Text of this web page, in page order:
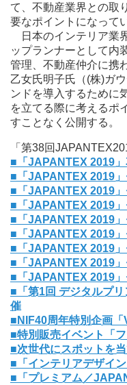
て、不動産業界との取
要なポイントになって
日本のインテリア業
ップランナーとして内
管理、不動産仲介に携
乙女氏明子氏（(株)ガ
ンドを導入するために
を立てる際に考えるポ
すことなく公開する。
「第38回
■「JAPANTEX 2019
■「JAPANTEX 2019
■「JAPANTEX 2019
■「JAPANTEX 2019
■「JAPANTEX 2019
■「JAPANTEX 2019
■「JAPANTEX 2019
■「JAPANTEX 2019
■「JAPANTEX 2019
■「第1回 デジタルプ
催
■NIF40周年特別企画
■特別販売イベント「
■次世代にスポットを
■「インテリアデザイ
■「プレミアム／